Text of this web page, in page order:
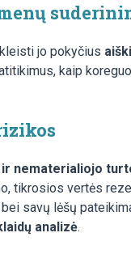
jo pokyčius
kaip
nematerialiojo
tikrosios vertės
savų lėšų
analizė.